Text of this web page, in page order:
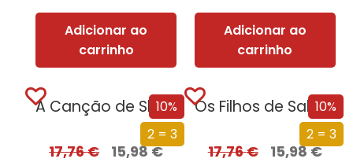
Adicionar ao
carrinho
Adicionar ao
carrinho
10%
2 = 3
A Canção de Shannara
17,76€ 15,98€
10%
2 = 3
Os Filhos de Salazar
17,76€ 15,98€